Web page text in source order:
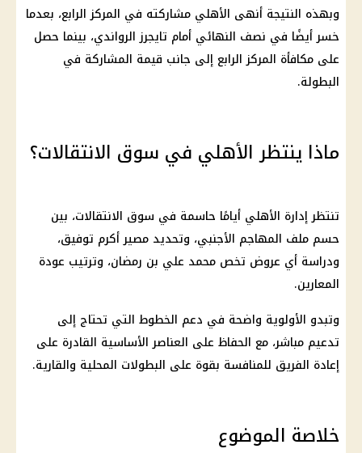
وبهذه النتيجة أنهى الأهلي مشاركته في المركز الرابع، بعدما
خسر أيضًا في نصف النهائي أمام تايجرز الرواندي، بينما حصل
على مكافأة المركز الرابع إلى جانب قيمة المشاركة في
البطولة.
ماذا ينتظر الأهلي في سوق الانتقالات؟
تنتظر إدارة الأهلي أيامًا حاسمة في سوق الانتقالات، بين
حسم ملف المهاجم الأجنبي، وتحديد مصير أكرم توفيق،
ودراسة أي عروض تخص محمد علي بن رمضان، وترتيب عودة
المعارين.
وتبدو الأولوية واضحة في دعم الخطوط التي تحتاج إلى
تدعيم مباشر، مع الحفاظ على العناصر الأساسية القادرة على
إعادة الفريق للمنافسة بقوة على البطولات المحلية والقارية.
خلاصة الموضوع